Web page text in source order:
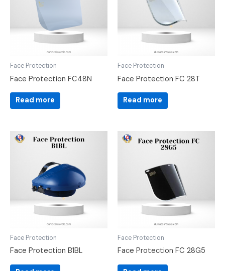
Face Protection
Face Protection FC48N
Read more
Face Protection
Face Protection FC 28T
Read more
Face Protection
Face Protection B1BL
Face Protection
Face Protection FC 28G5